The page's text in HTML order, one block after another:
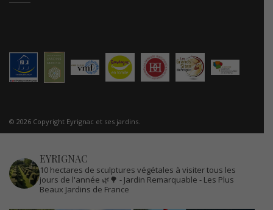
© 2026 Copyright Eyrignac et ses jardins.
EYRIGNAC
10 hectares de sculptures végétales à visiter tous les
jours de l'année 🌿🌳 - Jardin Remarquable - Les Plus
Beaux Jardins de France